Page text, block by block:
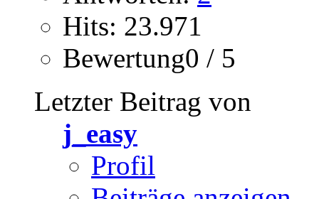
Hits: 23.971
Bewertung0 / 5
Letzter Beitrag von
j_easy
Profil